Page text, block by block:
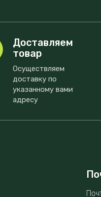
Доставляем
товар
Осуществляем
доставку по
указанному вами
адресу